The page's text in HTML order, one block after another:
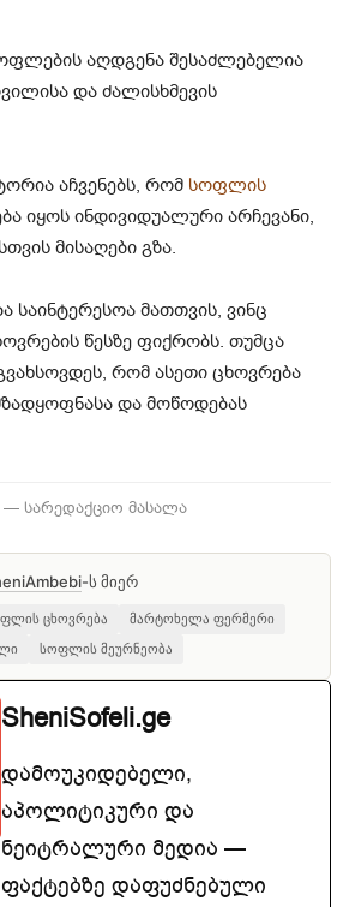
აღდგენა შესაძლებელია
და ძალისხმევის
აჩვენებს, რომ სოფლის
იყოს ინდივიდუალური არჩევანი,
მისაღები გზა.
საინტერესოა მათთვის, ვინც
წესზე ფიქრობს. თუმცა
რომ ასეთი ცხოვრება
და მოწოდებას
— სარედაქციო მასალა
-ს მიერ
ცხოვრება
მარტოხელა ფერმერი
სოფლის მეურნეობა
SheniSofeli.ge
დამოუკიდებელი,
აპოლიტიკური და
ნეიტრალური მედია —
ფაქტებზე დაფუძნებული